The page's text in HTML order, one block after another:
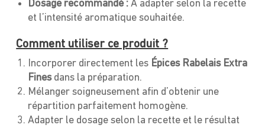
Dosage recommandé : À adapter selon la recette
et l’intensité aromatique souhaitée.
Comment utiliser ce produit ?
Incorporer directement les Épices Rabelais Extra
Finesdans la préparation.
Mélanger soigneusement afin d’obtenir une
répartition parfaitement homogène.
Adapter le dosage selon la recette et le résultat